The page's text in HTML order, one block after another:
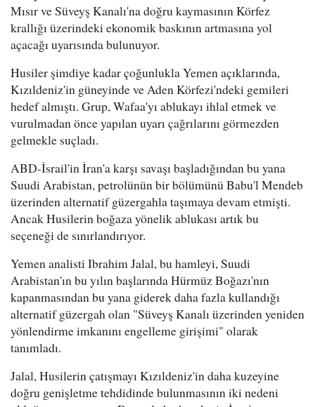
Mısır ve Süveyş Kanalı'na doğru kaymasının Körfez
krallığı üzerindeki ekonomik baskının artmasına yol
açacağı uyarısında bulunuyor.
Husiler şimdiye kadar çoğunlukla Yemen açıklarında,
Kızıldeniz'in güneyinde ve Aden Körfezi'ndeki gemileri
hedef almıştı. Grup, Wafaa'yı ablukayı ihlal etmek ve
vurulmadan önce yapılan uyarı çağrılarını görmezden
gelmekle suçladı.
ABD-İsrail'in İran'a karşı savaşı başladığından bu yana
Suudi Arabistan, petrolünün bir bölümünü Babu'l Mendeb
üzerinden alternatif güzergahla taşımaya devam etmişti.
Ancak Husilerin boğaza yönelik ablukası artık bu
seçeneği de sınırlandırıyor.
Yemen analisti Ibrahim Jalal, bu hamleyi, Suudi
Arabistan'ın bu yılın başlarında Hürmüz Boğazı'nın
kapanmasından bu yana giderek daha fazla kullandığı
alternatif güzergah olan "Süveyş Kanalı üzerinden yeniden
yönlendirme imkanını engelleme girişimi" olarak
tanımladı.
Jalal, Husilerin çatışmayı Kızıldeniz'in daha kuzeyine
doğru genişletme tehdidinde bulunmasının iki nedeni